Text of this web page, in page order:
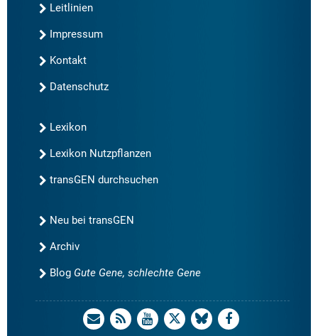
Leitlinien
Impressum
Kontakt
Datenschutz
Lexikon
Lexikon Nutzpflanzen
transGEN durchsuchen
Neu bei transGEN
Archiv
Blog Gute Gene, schlechte Gene